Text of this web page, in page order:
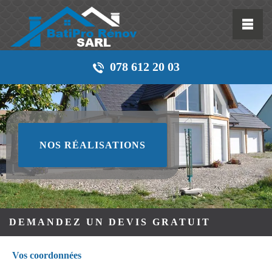
078 612 20 03
NOS RÉALISATIONS
DEMANDEZ UN DEVIS GRATUIT
Vos coordonnées